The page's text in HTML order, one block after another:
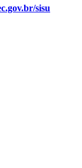
sisu